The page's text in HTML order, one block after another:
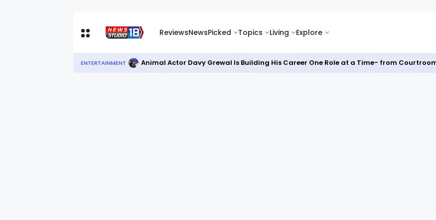
ReviewsNewsPicked Topics Living Explore
ENTERTAINMENT Animal Actor Davy Grewal Is Building His Career One Role at a Time- from